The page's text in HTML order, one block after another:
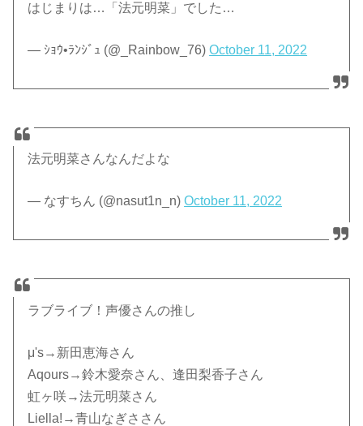
はじまりは…「法元明菜」でした…
— ｼｮｳ•ﾗﾝｼﾞｭ (@_Rainbow_76)October 11, 2022
法元明菜さんなんだよな
— なすちん (@nasut1n_n)October 11, 2022
ラブライブ！声優さんの推し
μ's→新田恵海さん
Aqours→鈴木愛奈さん、逢田梨香子さん
虹ヶ咲→法元明菜さん
Liella!→青山なぎささん